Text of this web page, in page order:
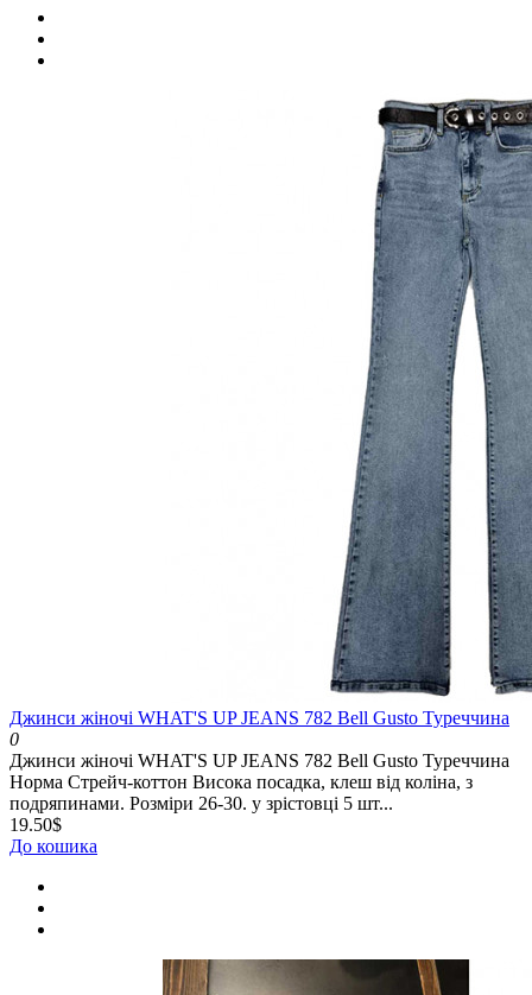
Джинси жіночі WHAT'S UP JEANS 782 Bell Gusto Туреччина
0
Джинси жіночі WHAT'S UP JEANS 782 Bell Gusto Туреччина
Норма Стрейч-коттон Висока посадка, клеш від коліна, з
подряпинами. Розміри 26-30. у зрістовці 5 шт...
19.50$
До кошика